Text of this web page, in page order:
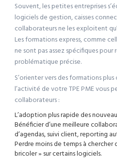
Souvent, les petites entreprises
logiciels de gestion, caisses
collaborateurs ne les exploitent
Les formations express, comme
ne sont pas assez spécifiques pour
problématique précise.
S’orienter vers des formations
l’activité de votre TPE PME vous
collaborateurs :
L’adoption plus rapide des
Bénéficier d’une meilleure
d’agendas, suivi client, reporting
Perdre moins de temps à chercher
bricoler » sur certains logiciels.